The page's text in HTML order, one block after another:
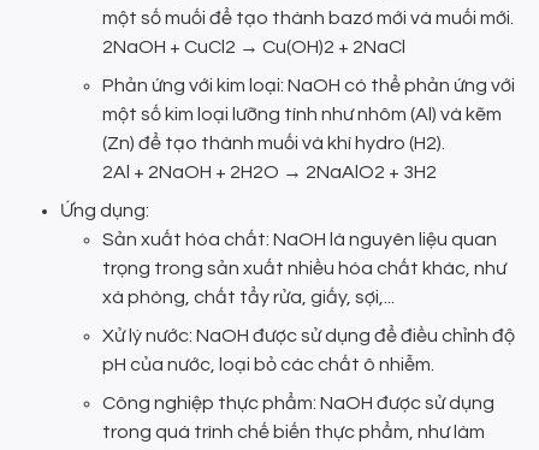
một số muối để tạo thành bazơ mới và muối mới.
2NaOH + CuCl2 → Cu(OH)2 + 2NaCl
Phản ứng với kim loại: NaOH có thể phản ứng với
một số kim loại lưỡng tính như nhôm (Al) và kẽm
(Zn) để tạo thành muối và khí hydro (H2).
2Al + 2NaOH + 2H2O → 2NaAlO2 + 3H2
Ứng dụng:
Sản xuất hóa chất: NaOH là nguyên liệu quan
trọng trong sản xuất nhiều hóa chất khác, như
xà phòng, chất tẩy rửa, giấy, sợi,...
Xử lý nước: NaOH được sử dụng để điều chỉnh độ
pH của nước, loại bỏ các chất ô nhiễm.
Công nghiệp thực phẩm: NaOH được sử dụng
trong quá trình chế biến thực phẩm, như làm